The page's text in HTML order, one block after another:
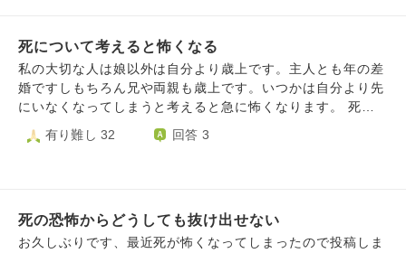
死について考えると怖くなる
私の大切な人は娘以外は自分より歳上です。主人とも年の差
婚ですしもちろん兄や両親も歳上です。いつかは自分より先
にいなくなってしまうと考えると急に怖くなります。 死に
ついて考えると凄く怖くなります。 少しでも怖くなくなる
にはどうすれば良いでしょうか。
有り難し 32 回答 3
死の恐怖からどうしても抜け出せない
お久しぶりです、最近死が怖くなってしまったので投稿しま